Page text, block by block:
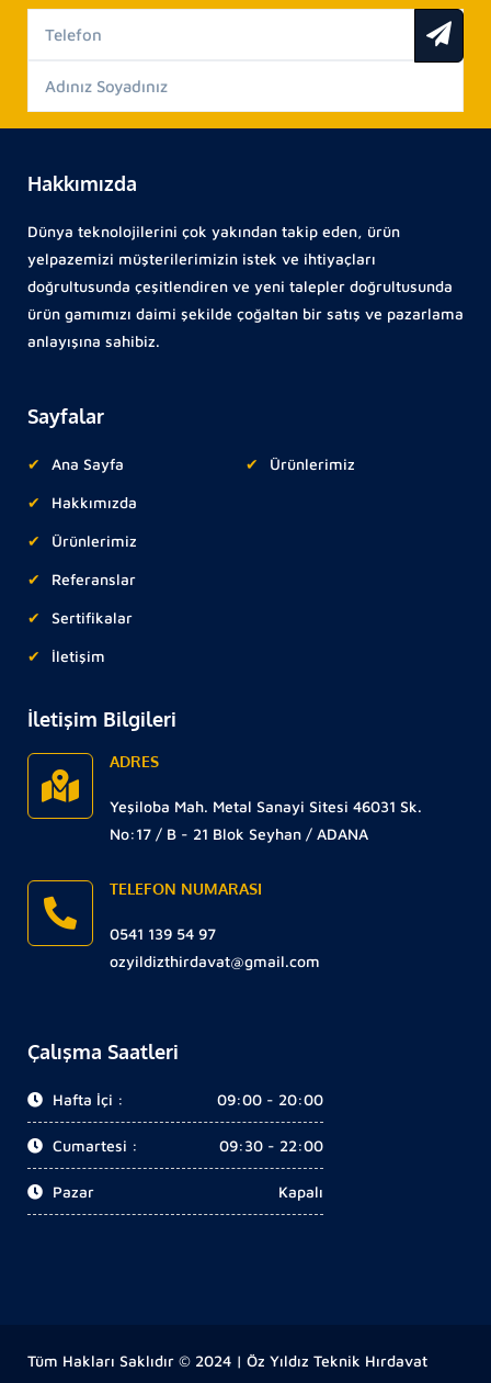
Hakkımızda
Dünya teknolojilerini çok yakından takip eden, ürün
yelpazemizi müşterilerimizin istek ve ihtiyaçları
doğrultusunda çeşitlendiren ve yeni talepler doğrultusunda
ürün gamımızı daimi şekilde çoğaltan bir satış ve pazarlama
anlayışına sahibiz.
Sayfalar
Ana Sayfa
Hakkımızda
Ürünlerimiz
Referanslar
Sertifikalar
İletişim
Ürünlerimiz
İletişim Bilgileri
ADRES
Yeşiloba Mah. Metal Sanayi Sitesi 46031 Sk.
No:17 / B - 21 Blok Seyhan / ADANA
TELEFON NUMARASI
0541 139 54 97
ozyildizthirdavat@gmail.com
Çalışma Saatleri
Hafta İçi : 09:00 - 20:00
Cumartesi : 09:30 - 22:00
Pazar Kapalı
Tüm Hakları Saklıdır © 2024 | Öz Yıldız Teknik Hırdavat